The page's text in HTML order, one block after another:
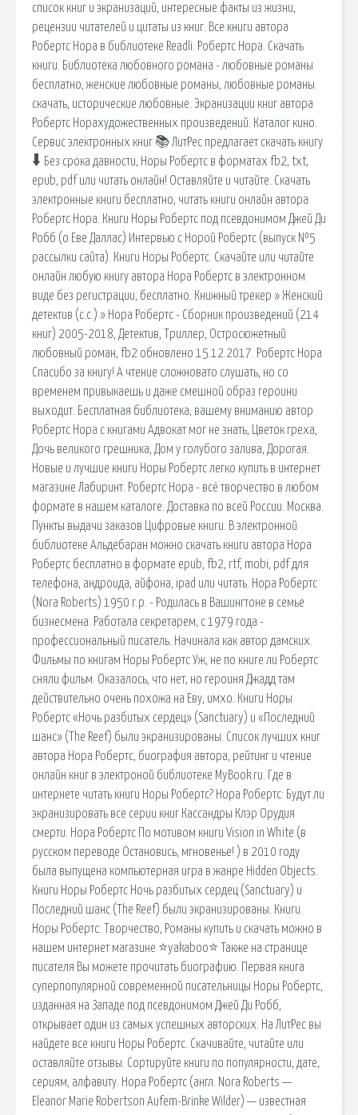
список книг и экранизаций, интересные факты из жизни,
рецензии читателей и цитаты из книг. Все книги автора
Робертс Нора в библиотеке Readli. Робертс Нора. Скачать
книги. Библиотека любовного романа - любовные романы
бесплатно, женские любовные романы, любовные романы
скачать, исторические любовные. Экранизации книг автора
Робертс Норахудожественных произведений. Каталог кино.
Сервис электронных книг 📚 ЛитРес предлагает скачать книгу
🠳 Без срока давности, Норы Робертс в форматах fb2, txt,
epub, pdf или читать онлайн! Оставляйте и читайте. Скачать
электронные книги бесплатно, читать книги онлайн автора
Робертс Нора. Книги Норы Робертс под псевдонимом Джей Ди
Робб (о Еве Даллас) Интервью с Норой Робертс (выпуск №5
рассылки сайта). Книги Норы Робертс. Скачайте или читайте
онлайн любую книгу автора Нора Робертс в электронном
виде без регистрации, бесплатно. Книжный трекер » Женский
детектив (с.с.) » Нора Робертс - Сборник произведений (214
книг) 2005-2018, Детектив, Триллер, Остросюжетный
любовный роман, fb2 обновлено 15.12.2017. Робертс Нора
Спасибо за книгу! А чтение сложновато слушать, но со
временем привыкаешь и даже смешной образ героини
выходит. Бесплатная библиотека, вашему вниманию автор
Робертс Нора с книгами Адвокат мог не знать, Цветок греха,
Дочь великого грешника, Дом у голубого залива, Дорогая.
Новые и лучшие книги Норы Робертс легко купить в интернет
магазине Лабиринт. Робертс Нора - всё творчество в любом
формате в нашем каталоге. Доставка по всей России. Москва.
Пункты выдачи заказов Цифровые книги. В электронной
библиотеке Альдебаран можно скачать книги автора Нора
Робертс бесплатно в формате epub, fb2, rtf, mobi, pdf для
телефона, андроида, айфона, ipad или читать. Нора Робертс
(Nora Roberts) 1950 г.р. - Родилась в Вашингтоне в семье
бизнесмена. Работала секретарем, с 1979 года -
профессиональный писатель. Начинала как автор дамских.
Фильмы по книгам Норы Робертс Уж, не по книге ли Робертс
сняли фильм. Оказалось, что нет, но героиня Джадд там
действительно очень похожа на Еву, имхо. Книги Норы
Робертс «Ночь разбитых сердец» (Sanctuary) и «Последний
шанс» (The Reef) были экранизированы. Список лучших книг
автора Нора Робертс, биография автора, рейтинг и чтение
онлайн книг в электроной библиотеке MyBook.ru. Где в
интернете читать книги Норы Робертс? Нора Робертс: Будут ли
экранизировать все серии книг Кассандры Клэр Орудия
смерти. Нора Робертс По мотивом книги Vision in White (в
русском переводе Остановись, мгновенье! ) в 2010 году
была выпущена компьютерная игра в жанре Hidden Objects.
Книги Норы Робертс Ночь разбитых сердец (Sanctuary) и
Последний шанс (The Reef) были экранизированы. Книги
Норы Робертс: Творчество, Романы купить и скачать можно в
нашем интернет магазине ⭐yakaboo⭐ Также на странице
писателя Вы можете прочитать биографию. Первая книга
суперпопулярной современной писательницы Норы Робертс,
изданная на Западе под псевдонимом Джей Ди Робб,
открывает один из самых успешных авторских. На ЛитРес вы
найдете все книги Норы Робертс. Скачивайте, читайте или
оставляйте отзывы. Сортируйте книги по популярности, дате,
сериям, алфавиту. Нора Робертс (англ. Nora Roberts —
Eleanor Marie Robertson Aufem-Brinke Wilder) — известная